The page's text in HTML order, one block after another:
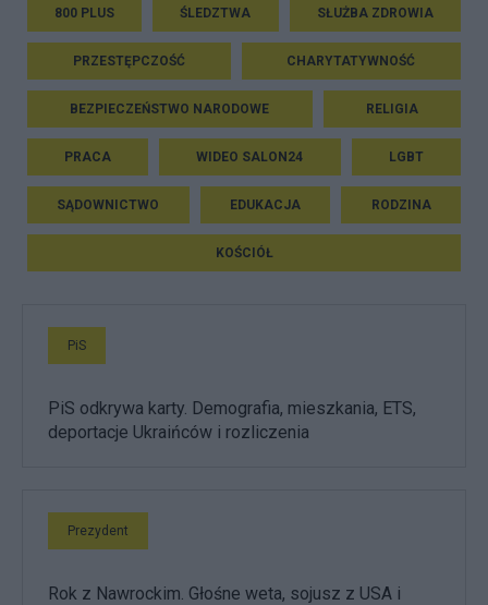
800 PLUS ŚLEDZTWA SŁUŻBA ZDROWIA
PRZESTĘPCZOŚĆ CHARYTATYWNOŚĆ
BEZPIECZEŃSTWO NARODOWE RELIGIA
PRACA WIDEO SALON24 LGBT
SĄDOWNICTWO EDUKACJA RODZINA
KOŚCIÓŁ
PiS
PiS odkrywa karty. Demografia, mieszkania, ETS,
deportacje Ukraińców i rozliczenia
Prezydent
Rok z Nawrockim. Głośne weta, sojusz z USA i